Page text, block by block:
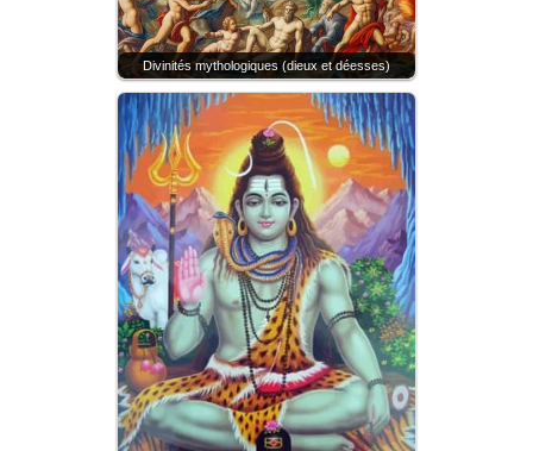
Divinités mythologiques (dieux et déesses)